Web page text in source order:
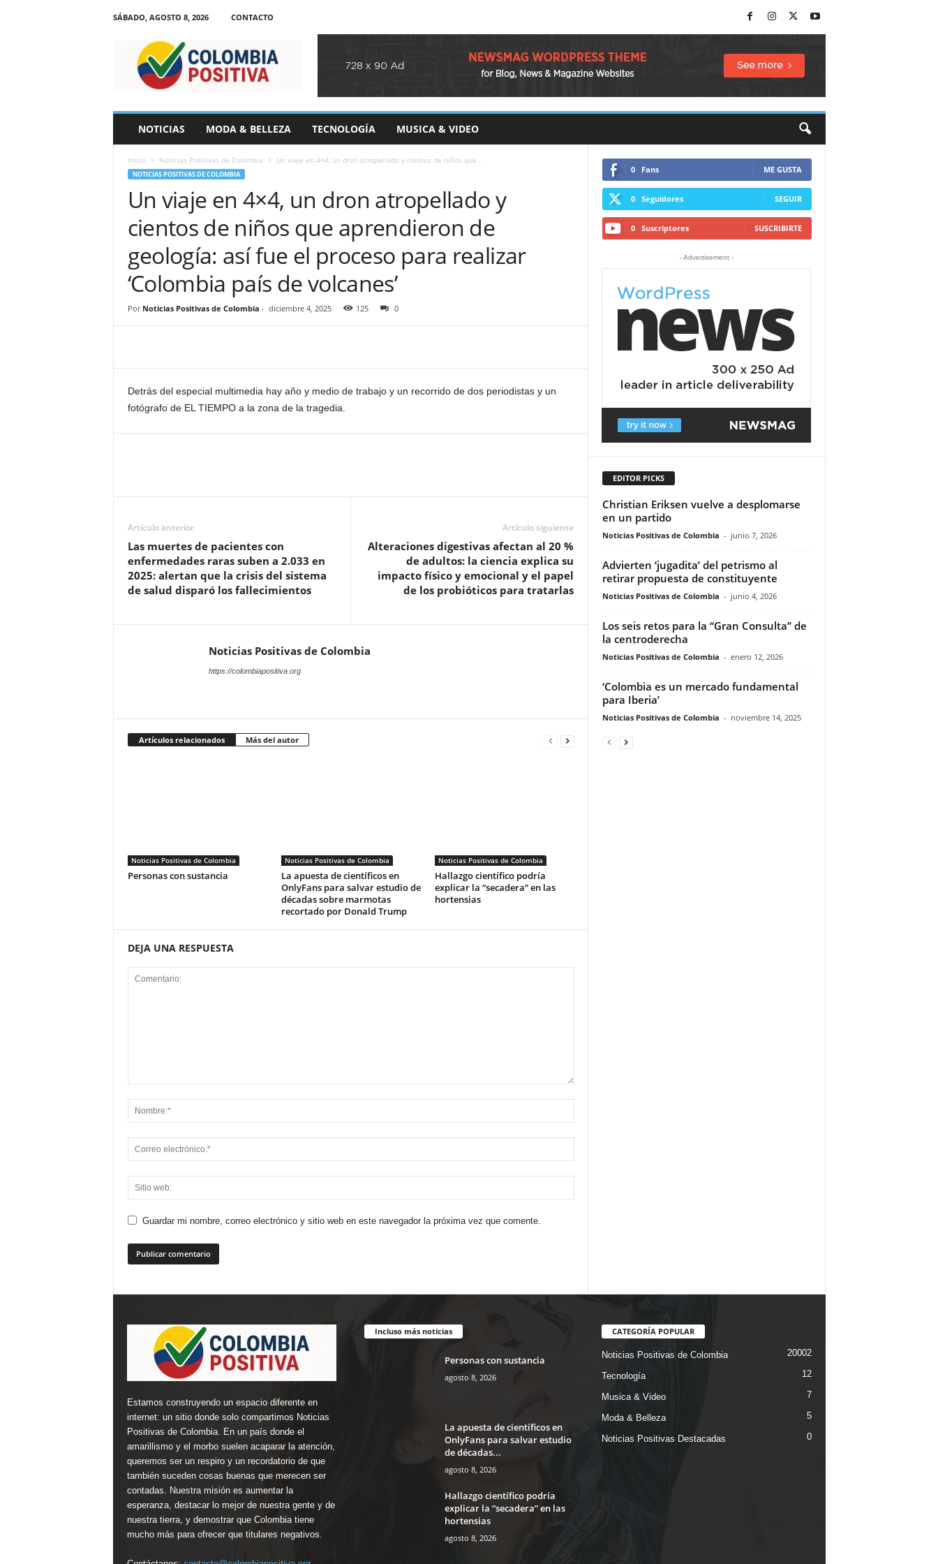
SÁBADO, AGOSTO 8, 2026
CONTACTO
NOTICIAS MODA & BELLEZA TECNOLOGÍA MUSICA & VIDEO
Inicio Noticias Positivas de Colombia Un viaje en 4×4, un dron atropellado y cientos de niños que...
NOTICIAS POSITIVAS DE COLOMBIA
Un viaje en 4×4, un dron atropellado y
cientos de niños que aprendieron de
geología: así fue el proceso para realizar
‘Colombia país de volcanes’
Por Noticias Positivas de Colombia - diciembre 4, 2025 125 0
Detrás del especial multimedia hay año y medio de trabajo y un recorrido de dos periodistas y un
fotógrafo de EL TIEMPO a la zona de la tragedia.
Artículo anterior
Las muertes de pacientes con
enfermedades raras suben a 2.033 en
2025: alertan que la crisis del sistema
de salud disparó los fallecimientos
Artículo siguiente
Alteraciones digestivas afectan al 20 %
de adultos: la ciencia explica su
impacto físico y emocional y el papel
de los probióticos para tratarlas
Noticias Positivas de Colombia
https://colombiapositiva.org
Artículos relacionados Más del autor
Noticias Positivas de Colombia
Personas con sustancia
Noticias Positivas de Colombia
La apuesta de científicos en
OnlyFans para salvar estudio de
décadas sobre marmotas
recortado por Donald Trump
Noticias Positivas de Colombia
Hallazgo científico podría
explicar la “secadera” en las
hortensias
DEJA UNA RESPUESTA
Guardar mi nombre, correo electrónico y sitio web en este navegador la próxima vez que comente.
0 Fans ME GUSTA
0 Seguidores SEGUIR
0 Suscriptores SUSCRIBIRTE
- Advertisement -
EDITOR PICKS
Christian Eriksen vuelve a desplomarse
en un partido
Noticias Positivas de Colombia - junio 7, 2026
Advierten ‘jugadita’ del petrismo al
retirar propuesta de constituyente
Noticias Positivas de Colombia - junio 4, 2026
Los seis retos para la “Gran Consulta” de
la centroderecha
Noticias Positivas de Colombia - enero 12, 2026
‘Colombia es un mercado fundamental
para Iberia’
Noticias Positivas de Colombia - noviembre 14, 2025
Estamos construyendo un espacio diferente en
internet: un sitio donde solo compartimos Noticias
Positivas de Colombia. En un país donde el
amarillismo y el morbo suelen acaparar la atención,
queremos ser un respiro y un recordatorio de que
también suceden cosas buenas que merecen ser
contadas. Nuestra misión es aumentar la
esperanza, destacar lo mejor de nuestra gente y de
nuestra tierra, y demostrar que Colombia tiene
mucho más para ofrecer que titulares negativos.
Incluso más noticias
Personas con sustancia
agosto 8, 2026
La apuesta de científicos en
OnlyFans para salvar estudio
de décadas...
agosto 8, 2026
Hallazgo científico podría
explicar la “secadera” en las
hortensias
agosto 8, 2026
CATEGORÍA POPULAR
Noticias Positivas de Colombia 20002
Tecnología 12
Musica & Video 7
Moda & Belleza 5
Noticias Positivas Destacadas 0